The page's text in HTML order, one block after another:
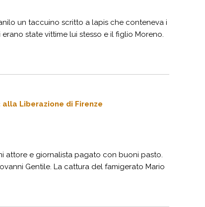
un taccuino scritto a lapis che conteneva i
state vittime lui stesso e il figlio Moreno.
alla Liberazione di Firenze
attore e giornalista pagato con buoni pasto.
Gentile. La cattura del famigerato Mario